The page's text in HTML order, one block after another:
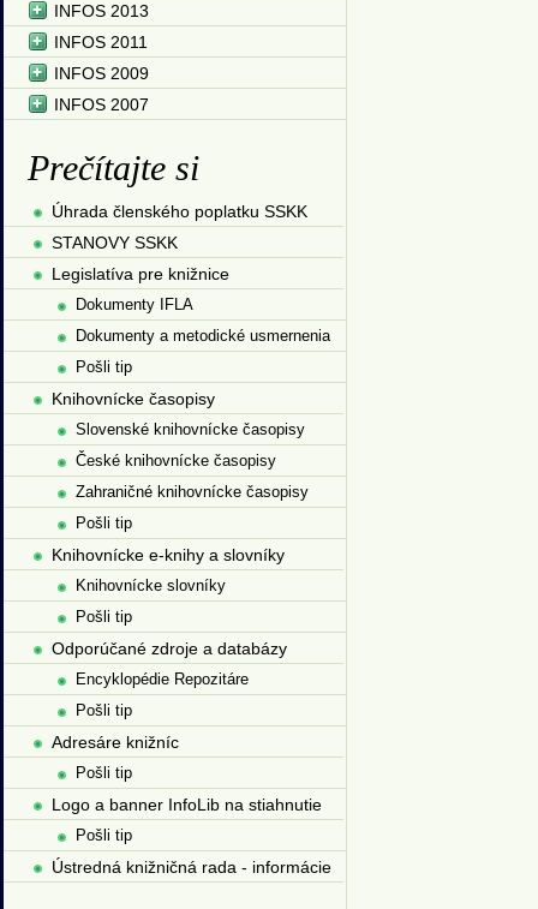
INFOS 2013
INFOS 2011
INFOS 2009
INFOS 2007
Prečítajte si
Úhrada členského poplatku SSKK
STANOVY SSKK
Legislatíva pre knižnice
Dokumenty IFLA
Dokumenty a metodické usmernenia
Pošli tip
Knihovnícke časopisy
Slovenské knihovnícke časopisy
České knihovnícke časopisy
Zahraničné knihovnícke časopisy
Pošli tip
Knihovnícke e-knihy a slovníky
Knihovnícke slovníky
Pošli tip
Odporúčané zdroje a databázy
Encyklopédie Repozitáre
Pošli tip
Adresáre knižníc
Pošli tip
Logo a banner InfoLib na stiahnutie
Pošli tip
Ústredná knižničná rada - informácie